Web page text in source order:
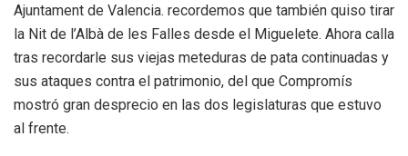
Ajuntament de Valencia. recordemos que también quiso tirar
la Nit de l’Albà de les Falles desde el Miguelete. Ahora calla
tras recordarle sus viejas meteduras de pata continuadas y
sus ataques contra el patrimonio, del que Compromís
mostró gran desprecio en las dos legislaturas que estuvo
al frente.